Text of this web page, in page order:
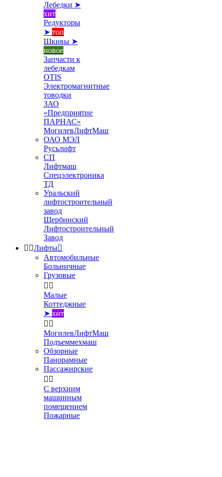
Лебедки ➤
хит
Редукторы
➤ топ
Шкивы ➤
новое
Запчасти к
лебедкам
OTIS
Электромагнитные
товодки
ЗАО
«Предприятие
ПАРНАС»
МогилевЛифтМаш
ОАО МЭЛ
Русьлифт
СП
Лифтмаш
Спецэлектроника
ТД
Уральский
лифтостроительный
завод
Щербинский
Лифтостроительный
Завод
 Лифты
Автомобильные
Больничные
Грузовые
 
Малые
Коттеджные
➤ хит
 
МогилевЛифтМаш
Подъеммехмаш
Обзорные
Панорамные
Пассажирские
 
С верхним
машинным
помещением
Пожарные